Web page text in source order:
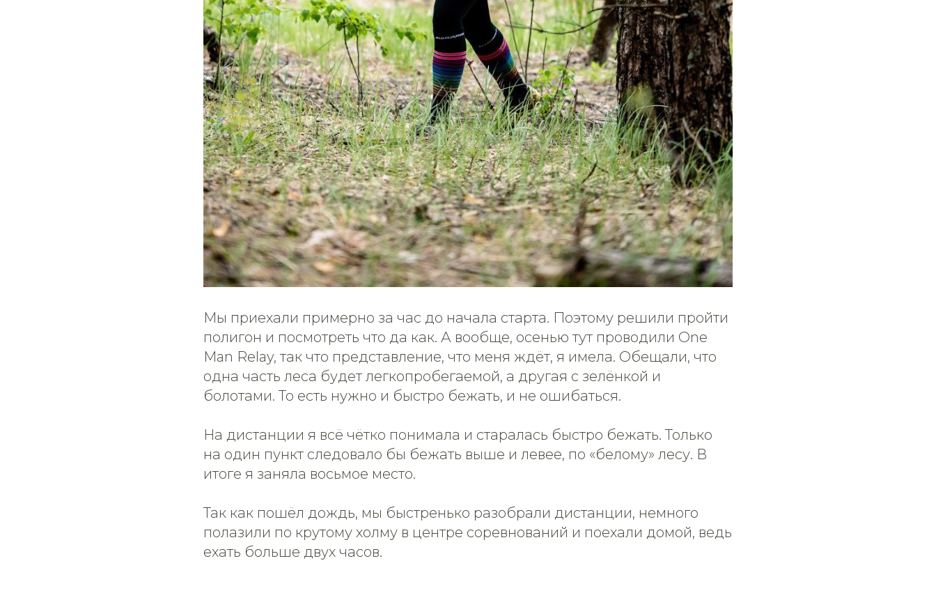
Мы приехали примерно за час до начала старта. Поэтому решили пройти
полигон и посмотреть что да как. А вообще, осенью тут проводили One
Man Relay, так что представление, что меня ждёт, я имела. Обещали, что
одна часть леса будет легкопробегаемой, а другая с зелёнкой и
болотами. То есть нужно и быстро бежать, и не ошибаться.
На дистанции я всё чётко понимала и старалась быстро бежать. Только
на один пункт следовало бы бежать выше и левее, по «белому» лесу. В
итоге я заняла восьмое место.
Так как пошёл дождь, мы быстренько разобрали дистанции, немного
полазили по крутому холму в центре соревнований и поехали домой, ведь
ехать больше двух часов.